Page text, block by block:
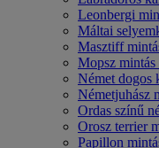
Leonbergi
Máltai
Masztiff
Mopsz
Német dogos
Németjuhász
Ordas színű
Orosz terrier
Papillon